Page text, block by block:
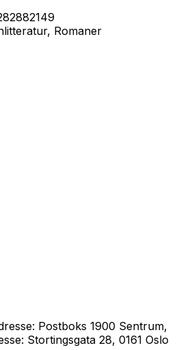
Romaner
Postboks 1900 Sentrum,
Stortingsgata 28, 0161 Oslo